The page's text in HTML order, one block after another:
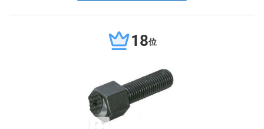
18位